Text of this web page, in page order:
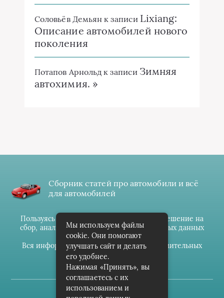
Соловьёв Демьян к записи Lixiang:
Описание автомобилей нового
поколения
Потапов Арнольд к записи Зимняя
автохимия. »
Сборник статей про автомобили и всё
для автомобилей
Пользуясь данным ресурсом вы даёте разрешение на
сбор, анализ и хранение своих персональных данных
согласноПравилам
Вся информация предоставлена в ознакомительных
целях.
(c) cpark-avto.ru
Мы используем файлы
cookie. Они помогают
улучшать сайт и делать
его удобнее.
Нажимая «Принять», вы
соглашаетесь с их
использованием и